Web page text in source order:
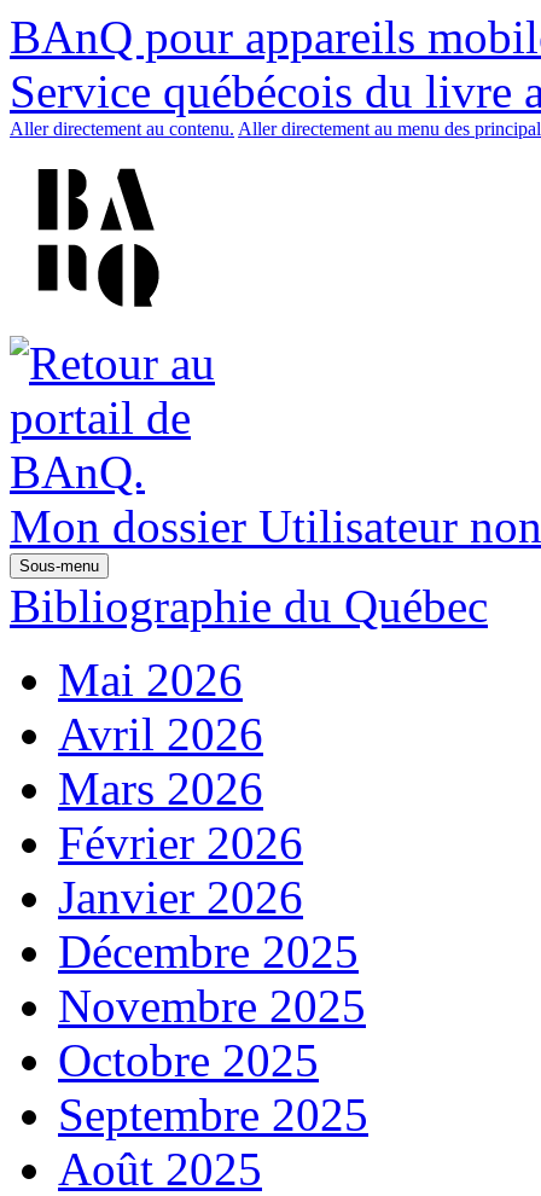
BAnQ pour appareils
Service québécois du livre
Aller directement au contenu. Aller directement au menu des
Mon dossier Utilisateur
Sous-menu
Bibliographie du Québec
Mai 2026
Avril 2026
Mars 2026
Février 2026
Janvier 2026
Décembre 2025
Novembre 2025
Octobre 2025
Septembre 2025
Août 2025